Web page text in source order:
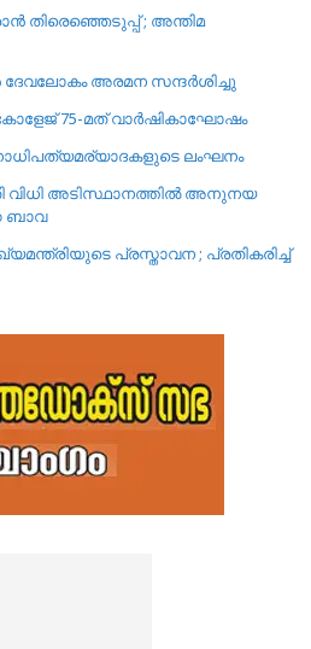
; അന്തിമ
അരമന സന്ദർശിച്ചു
കോളേജ്‌ 75-മത് വാർഷികാഘോഷം
ലംഘനം
വിധി അടിസ്ഥാനത്തിൽ അനുനയ
ബാവ
പ്രസ്താവന ; പ്രതികരിച്ച്